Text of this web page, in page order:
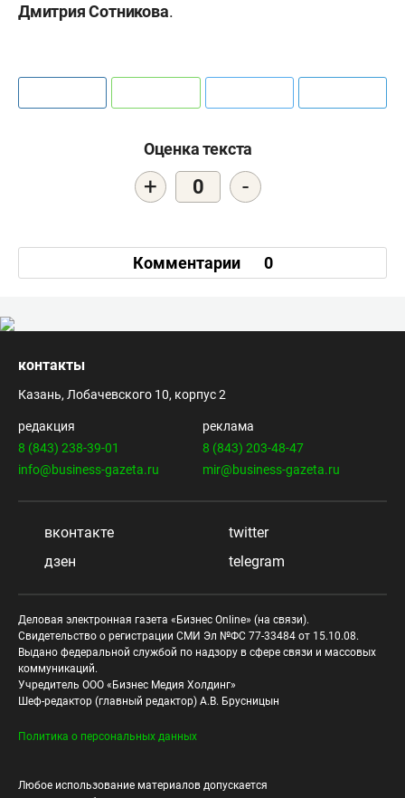
Дмитрия Сотникова.
Оценка текста
+ 0 -
Комментарии 0
контакты
Казань, Лобачевского 10, корпус 2
редакция
8 (843) 238-39-01
info@business-gazeta.ru
реклама
8 (843) 203-48-47
mir@business-gazeta.ru
вконтакте
twitter
дзен
telegram
Деловая электронная газета «Бизнес Online» (на связи).
Свидетельство о регистрации СМИ Эл №ФС 77-33484 от 15.10.08.
Выдано федеральной службой по надзору в сфере связи и массовых
коммуникаций.
Учредитель ООО «Бизнес Медия Холдинг»
Шеф-редактор (главный редактор) А.В. Брусницын
Политика о персональных данных
Любое использование материалов допускается